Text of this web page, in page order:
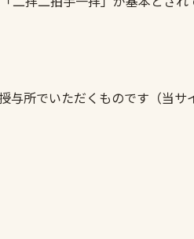
所でいただくものです（当